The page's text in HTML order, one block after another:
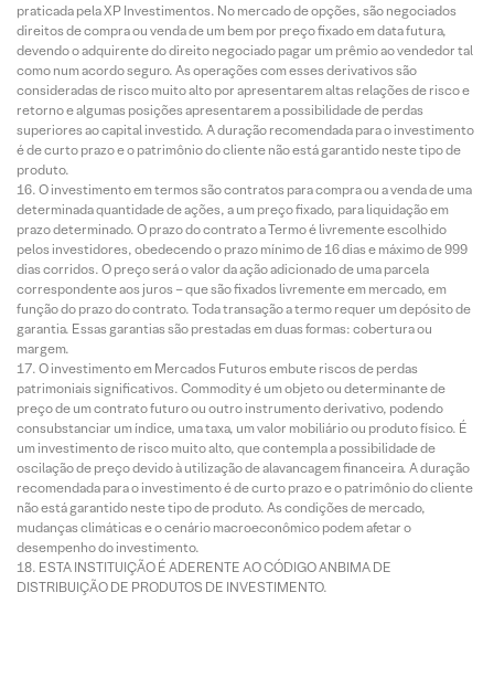
praticada pela XP Investimentos. No mercado de opções, são negociados
direitos de compra ou venda de um bem por preço fixado em data futura,
devendo o adquirente do direito negociado pagar um prêmio ao vendedor tal
como num acordo seguro. As operações com esses derivativos são
consideradas de risco muito alto por apresentarem altas relações de risco e
retorno e algumas posições apresentarem a possibilidade de perdas
superiores ao capital investido. A duração recomendada para o investimento
é de curto prazo e o patrimônio do cliente não está garantido neste tipo de
produto.
O investimento em termos são contratos para compra ou a venda de uma
determinada quantidade de ações, a um preço fixado, para liquidação em
prazo determinado. O prazo do contrato a Termo é livremente escolhido
pelos investidores, obedecendo o prazo mínimo de 16 dias e máximo de 999
dias corridos. O preço será o valor da ação adicionado de uma parcela
correspondente aos juros – que são fixados livremente em mercado, em
função do prazo do contrato. Toda transação a termo requer um depósito de
garantia. Essas garantias são prestadas em duas formas: cobertura ou
margem.
O investimento em Mercados Futuros embute riscos de perdas
patrimoniais significativos. Commodity é um objeto ou determinante de
preço de um contrato futuro ou outro instrumento derivativo, podendo
consubstanciar um índice, uma taxa, um valor mobiliário ou produto físico. É
um investimento de risco muito alto, que contempla a possibilidade de
oscilação de preço devido à utilização de alavancagem financeira. A duração
recomendada para o investimento é de curto prazo e o patrimônio do cliente
não está garantido neste tipo de produto. As condições de mercado,
mudanças climáticas e o cenário macroeconômico podem afetar o
desempenho do investimento.
ESTA INSTITUIÇÃO É ADERENTE AO CÓDIGO ANBIMA DE
DISTRIBUIÇÃO DE PRODUTOS DE INVESTIMENTO.